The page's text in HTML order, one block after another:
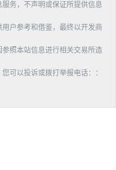
务，不声明或保证所提供信息
户参考和借鉴，最终以开发商
照本站信息进行相关交易所造
可以投诉或拨打举报电话：：